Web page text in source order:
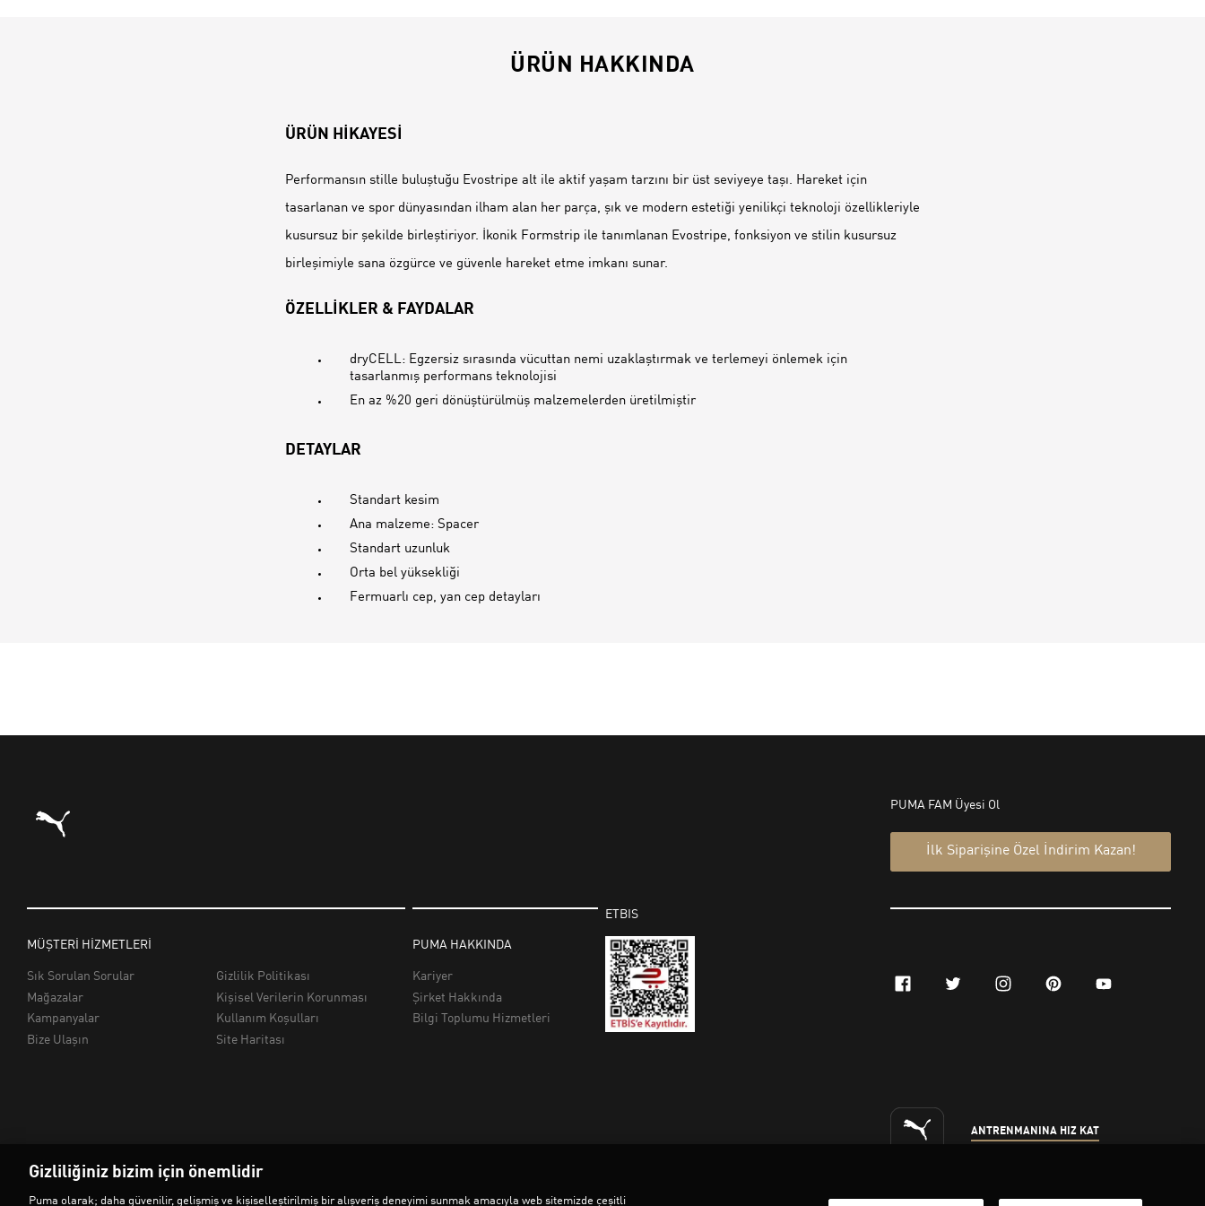
ÜRÜN HAKKINDA
ÜRÜN HİKAYESİ
Performansın stille buluştuğu Evostripe alt ile aktif yaşam tarzını bir üst seviyeye taşı. Hareket için
tasarlanan ve spor dünyasından ilham alan her parça, şık ve modern estetiği yenilikçi teknoloji özellikleriyle
kusursuz bir şekilde birleştiriyor. İkonik Formstrip ile tanımlanan Evostripe, fonksiyon ve stilin kusursuz
birleşimiyle sana özgürce ve güvenle hareket etme imkanı sunar.
ÖZELLİKLER & FAYDALAR
dryCELL: Egzersiz sırasında vücuttan nemi uzaklaştırmak ve terlemeyi önlemek için
tasarlanmış performans teknolojisi
En az %20 geri dönüştürülmüş malzemelerden üretilmiştir
DETAYLAR
Standart kesim
Ana malzeme: Spacer
Standart uzunluk
Orta bel yüksekliği
Fermuarlı cep, yan cep detayları
Gizliliğiniz bizim için önemlidir
Puma olarak; daha güvenilir, gelişmiş ve kişiselleştirilmiş bir alışveriş deneyimi sunmak amacıyla web sitemizde çeşitli